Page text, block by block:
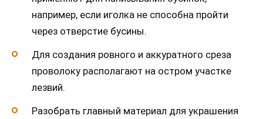
например, если иголка не способна пройти
через отверстие бусины.
Для создания ровного и аккуратного среза
проволоку располагают на остром участке
лезвий.
Разобрать главный материал для украшения